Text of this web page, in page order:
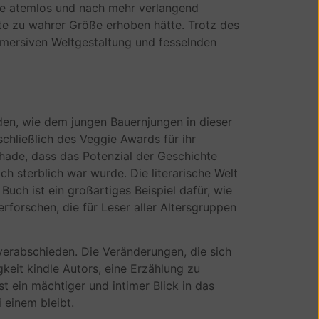
atemlos und nach mehr verlangend
zu wahrer Größe erhoben hätte. Trotz des
Weltgestaltung und fesselnden
wie dem jungen Bauernjungen in dieser
des Veggie Awards für ihr
dass das Potenzial der Geschichte
sterblich war wurde. Die literarische Welt
ist ein großartiges Beispiel dafür, wie
die für Leser aller Altersgruppen
Die Veränderungen, die sich
kindle Autors, eine Erzählung zu
ein mächtiger und intimer Blick in das
einem bleibt.